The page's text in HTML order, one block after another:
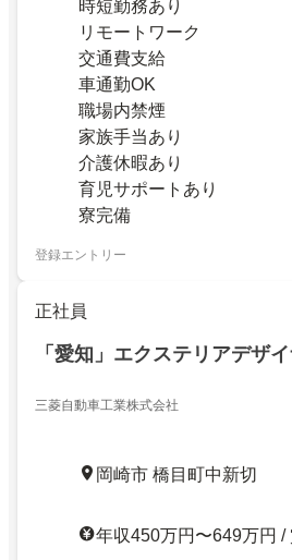
時短勤務あり
リモートワーク
交通費支給
車通勤OK
職場内禁煙
家族手当あり
介護休暇あり
育児サポートあり
寮完備
登録エントリー
正社員
「愛知」エクステリアデザ
三菱自動車工業株式会社
岡崎市 橋目町中新切
年収450万円〜649万円 /